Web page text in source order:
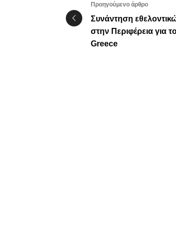
Προηγούμενο άρθρο
Συνάντηση
στην Περιφέρεια για
Greece